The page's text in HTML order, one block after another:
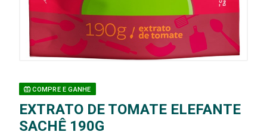
COMPRE E GANHE
EXTRATO DE TOMATE ELEFANTE
SACHÊ 190G